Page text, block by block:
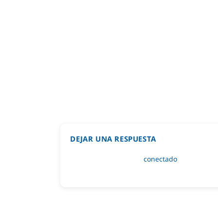
DEJAR UNA RESPUESTA
Lo siento, debes estarconectado